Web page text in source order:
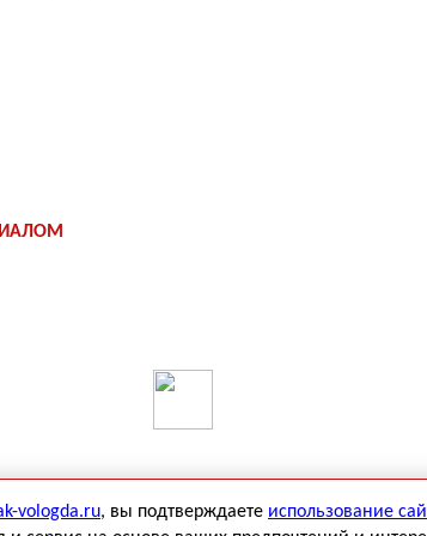
vologda.ru, вы подтверждаете использование